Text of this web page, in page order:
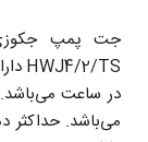
در ساعت می‌باشد.